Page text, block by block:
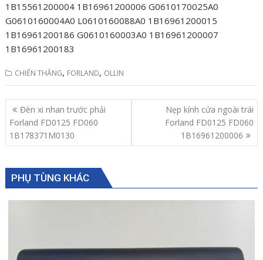
1B15561200004 1B16961200006 G0610170025A0
G0610160004A0 L0610160088A0 1B16961200015
1B16961200186 G0610160003A0 1B16961200007
1B16961200183
CHIẾN THẮNG, FORLAND, OLLIN
Post
navigation
Đèn xi nhan trước phải
Forland FD0125 FD060
1B178371M0130
Nẹp kính cửa ngoài trái
Forland FD0125 FD060
1B16961200006
PHỤ TÙNG KHÁC